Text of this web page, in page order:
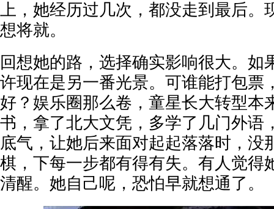
上，她经历过几次，都没走到最后。
想将就。
回想她的路，选择确实影响很大。如
许现在是另一番光景。可谁能打包票
好？娱乐圈那么卷，童星长大转型本
书，拿了北大文凭，多学了几门外语
底气，让她后来面对起起落落时，没
棋，下每一步都有得有失。有人觉得
清醒。她自己呢，恐怕早就想通了。